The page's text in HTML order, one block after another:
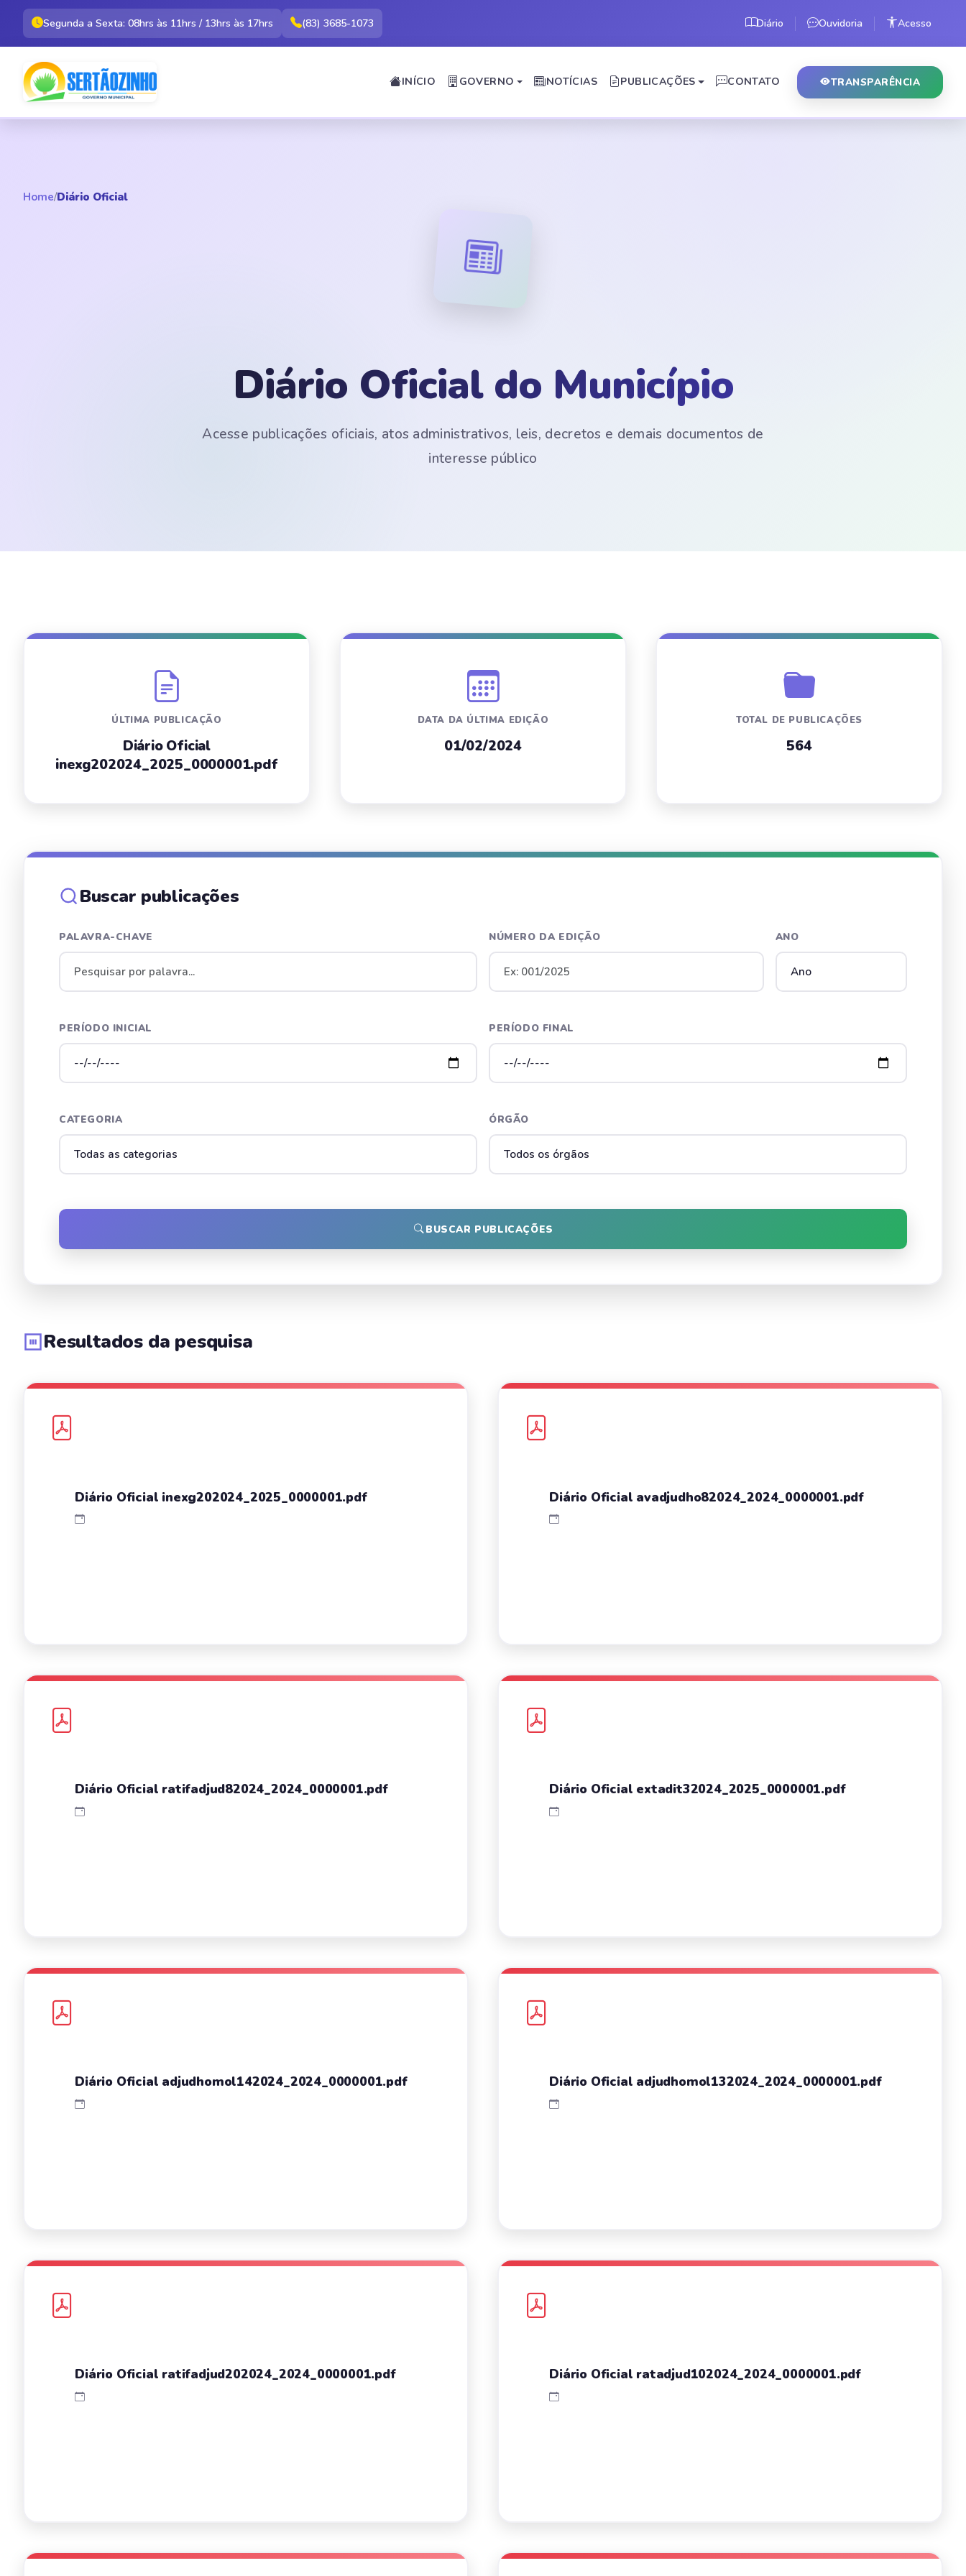
Segunda a Sexta: 08hrs às 11hrs / 13hrs às 17hrs (83) 3685-1073 Diário Ouvidoria Acesso
INÍCIO GOVERNO NOTÍCIAS PUBLICAÇÕES CONTATO TRANSPARÊNCIA
Home/Diário Oficial
Diário Oficial do Município
Acesse publicações oficiais, atos administrativos, leis, decretos e demais documentos de
interesse público
ÚLTIMA PUBLICAÇÃO
Diário Oficial
inexg202024_2025_0000001.pdf
DATA DA ÚLTIMA EDIÇÃO
01/02/2024
TOTAL DE PUBLICAÇÕES
564
Buscar publicações
PALAVRA-CHAVE NÚMERO DA EDIÇÃO ANO
PERÍODO INICIAL PERÍODO FINAL
CATEGORIA ÓRGÃO
BUSCAR PUBLICAÇÕES
Resultados da pesquisa
Diário Oficial inexg202024_2025_0000001.pdf Diário Oficial avadjudho82024_2024_0000001.pdf
Diário Oficial ratifadjud82024_2024_0000001.pdf Diário Oficial extadit32024_2025_0000001.pdf
Diário Oficial adjudhomol142024_2024_0000001.pdf Diário Oficial adjudhomol132024_2024_0000001.pdf
Diário Oficial ratifadjud202024_2024_0000001.pdf Diário Oficial ratadjud102024_2024_0000001.pdf